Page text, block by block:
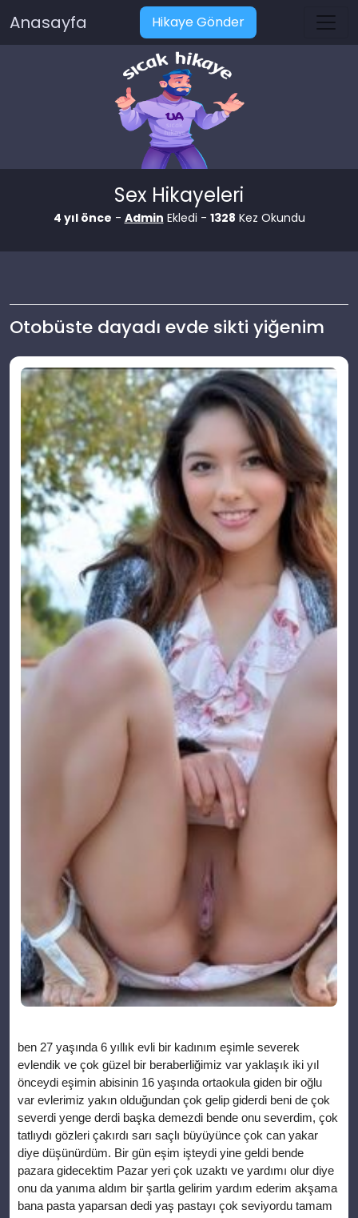
Anasayfa Hikaye Gönder
Sex Hikayeleri
4 yıl önce - Admin Ekledi - 1328 Kez Okundu
Otobüste dayadı evde sikti yiğenim
ben 27 yaşında 6 yıllık evli bir kadınım eşimle severek evlendik ve çok güzel bir beraberliğimiz var yaklaşık iki yıl önceydi eşimin abisinin 16 yaşında ortaokula giden bir oğlu var evlerimiz yakın olduğundan çok gelip giderdi beni de çok severdi yenge derdi başka demezdi bende onu severdim, çok tatlıydı gözleri çakırdı sarı saçlı büyüyünce çok can yakar diye düşünürdüm. Bir gün eşim işteydi yine geldi bende pazara gidecektim Pazar yeri çok uzaktı ve yardımı olur diye onu da yanıma aldım bir şartla gelirim yardım ederim akşama bana pasta yaparsan dedi yaş pastayı çok seviyordu tamam bundan kolay ne var dedim çıktık halk otobüsüne bindik kalabalıktı ama oturacak yer bulmuştuk nede olsa oranın pazarı idi.( ) Akşam olmuştu ve hala pazarımız bitmemişti 4 çanta ile durağa geldik Ozan da kızıyor bana benim pasta yetişmez artık diye bende yarın yaparım olmaz mı diye ona moral vermeye çalışıyordum hayır bu akşam yemek istiyorum yemeden gitmem diyordu çaresizdim kabullendim ama önce eve varmalıydık biraz bekledik halk otobüsü geldi durdu ama adım atacak yerde yoktu ayakta falan gideriz diyerek çaresizce bindik yaklaşık…( ) yarım saat yolumuz vardı artık binmiş rahatlamıştık ben arkamda duran ozana hadi bakalım şansın varmış zamanımız olacak pasta yapmaya diye seslendim oh be dedi gülümsedi sen bir tanesin dedi bana o anda içim tuhaf olmuştu çünkü eşim sürekli bana bitanem derdi bunu başkasından duymak çocukta olsa içimi ısıtmıştı artık her durakta duruyor son turu olduğundan herkesi topluyordu artık nefes alacak halimiz kalmamıştı mesafe daraldıkça bende daralıyordum artık önümdeki kişi ve arkamdaki ozanla aramda temas başlamıştı son durakta tam 4 kişi daha binince artık yapışmıştık birbirimize önümde kadına özür dileyerek yapabileceğimim bir şey olmadığını anlatmaya çalışıyordum kadında hepimiz aynı durumdayız kızım önemli değil diyordu biz bunları konuşurken arkamdaki Ozan’da çıt yoktu fakat ben bir şeylerin farkına varmaya başlamıştım kalçalarım ozanın tam kasıklarına temas ettiği için onun kini hissede biliyordum bu normaldi erkekti ve organı vardı benim eteğim bol ve ince basmadandı altımda sadece külot vardı. o yüzden organını kadınlığıma kadar hissediyordum nasılsa bana ilişemez diyerek o anın tadını çıkarmak için kendimi sıkıyor arkamdaki erkeğin kocamdan başka iri yarı kaslı ve kuvvetli biri olduğunu düşünerek kalçalarımı sıkıp bırakıyordum resmen kendimi tatmin etmeye çalışıyordum ama ben bunları yaparken arkamda zaten yapışık olan ozanı unuttum ve bunları yaparken onunda etkileneceği aklıma gelmedi çünkü ben bunları yaparken organını daha da çok irileştiğini hissettim.() o an için arkamı dönüp bakamadığımdan sanki arkamdakinin sopa gibi olduğunu tahmin ediyordum ben biraz ara verdim hareketlerime ama ozanın boş durmaya niyeti yoktu resmen sikini kendini sıkarak oynatıyordu her sıkışında siki daha da dikleşiyor ve benim kalçalarıma eteğimin üstünden baskı yapıyordu bu çocuk ne yapıyor böyle dedim kendi kendime. havada karanlıktı istediğini yapabilirdi bana bana iyice sokulduğundan nefesini ensemde hissediyor ve beni gıdıklıyordu artık ıslanmıştım ama bunu ona belli etmiyordum müthiş bir zevk girdabına girmiştim artık dönüşü olmayan bir yoldaymışım gibi kafam karışıktı ben ne yapıyordum böyle küçücük çocuğa bir yandan da siki kocaman neresi çocuk diyordum kalçalarımı yinede bir hareketle kasıklarından kurtarıp bu olumsuzluğa son vermek istedim ama ne çare ben oynattıkça oda benim zevk aldığımdan yapıyor zannederek daha da bastırarak arasına kadar girmesini sağladı amım resmen sikinin üstüne çıkmıştı zonklamasını hissede biliyordum her zonklayışta kafası etek ve külotumdan amımın üstüne basınç uyguluyordu resmen çocuk beni delirtiyordu sol bacağımın ucuyla basabiliyordum yere havadaydı çünkü ve yorulmuştum ozan hınzır hiç beklemediğim kadar hızlı çıkmıştı. Artık her şey açıktı ve o çocuk benim sıcaklığımı hissetmeye başlamıştı amımın sularına hakim olamıyordum bunu hisseden ozan belli etmeden çok sinsice boşalmıştı rahatlamıştı. Bunu amıma basınç yapan sikinin kafasının bir anda bir sıcaklık kaplamasıyla anlamıştım oda bunu doğrularcasına yavaş hareketlerle kendini çekerek benim sol bacağımın yere basmasını sağlamıştı bende bozulmuştum kendini çekip sadece kendini düşünüyor diye kendini iyice çekerek kasıklarımın arkasına hava girince ne kadar bana basınç uyguladığını anladım kalçalarım hava alınca ne kadar terledikleri belli oluyordu yinede yanıyorlardı artık eve de gelmek üzere idik. Bir fırsatını bularak elimi arkama attım ve eteğimi kontrol ettim hafif ıslaktı belli ki Ozanın menisinin bulaşığı idi parmaklarıma bulaşmıştı elimi çektim ve demire tutunuyordum içimden bir ses parmaklarımı koklamamı onları yalamamı emrediyordu sanki bende kimseye çaktırmadan parmaklarımı yaladım mayhoş bir tadı vardı ve geldik eve acil şekilde indik çanta ile önünü kapatıyordu yüzünde utanç ve suçluluk duygusu vardı kızarıyordu ben belli etmeden evin kapısına geldik bana çantaları verdi ben gideyim dedi belli ki kaçmak istiyor benim kızacağımı tahmin ediyordu Nereye hani pasta yiyecektin dedim boş ver dedi ben gitmeliyim dedi çantayı aldım önünü gördüm iyice belli olan ıslaklığı gördüm önün neden ıslak dedim hiç( ) diyerek gözlerime baktı ben bir şey yapmadım dedi içeri gir kızdırma beni dedim yerin dibine girmişti korktu girdi ne bu halin bakalım diyerek sert şekilde çıkıştım yenge valla istemeyerek yaptım ne olur babama söyleme ben ben ben demeye başladı bende gel bakalım içeri dedim ve rahatlatmaya çalıştım oturttum karşıma ve o hala önünü gizlemeye çalışıyordu artık konuşalım bak senin bu akşam yaptıkların çok utanç verici bir durum insan amcasının karısına hiç böyle şeyler düşünür mü dedim beni can kulağı ile dinliyordu ben devam ederek sen çok küçüksün bunun gibi deneyimler seni çok genç yaşında sapıklıklara iter ve bunu her zaman otobüslerde yapmak isteği doğar, buda başına bir sürü bele açar dedim. Hem senin etin ne budun ne dedim küçük boyunla neler yapıyorsun öyle otobüste itelemekten neredeyse herkese rezil olacaktık dedim elimde değildi çok üzgünüm dedi bende üzülme artık olan olmuş bir kere bir daha yapmamak şartıyla seni affediyorum dedim ama asla bir daha böyle bir şey yapma ne bana ne de başkasına herkes benim gibi doğal karşılamaz dedim. Sen doğal mı karşıladın yenge dedi evet deneyimsiz olduğundan dedim belki kadında bundan zevk alabilir ama yinede çok yanlış bir hareket çünkü hemsen küçüksün hem de benim kocamın yeğenisin dedim. Yani sen zevk aldın mı diyerek bana şaşkınlıkla sordu doğrusu bu soruyu ondan beklemiyordum şaşırtmıştı eğer başka soru sormazsa doğruyu söyleyeceğim dedim söz diyerek yutkundu ve can kulağıyla dinlemeye başladı tabi ki zevk aldığımı nede olsa bende normal bir insandım gencim ve güzelim erkeğin sikinin amımın üstünde temas halinde olması istemeyerekte olsa her kadını etkileyeceği gibi beni de etkilediğini anlattım ve sonrada haylaz çocuk o kalın şeyi hisseden kadın etkilenmez mi diyerek hem yanaklarını sıktım hem de gülümsemiştim. Arkadaşlarımda öyle diyerek devam etti ne dediler dedim şeyimin kalın olduğunu dedi gerçekten mi dedim evet dedi o zaman hadi bakalım banyoya yıkanmaya mademki boşaldın yıkanmalısın diyerek elinden tutarak kaldırdım. Maksadım onun kalın şeyini görmekti banyoya gittik ve ikimizde girdik( ) soyun bakaım dedim çok şaşırmıştı, senden utanırım dedi otobüste utanmıyordun haylaz dedim ve ben çıkarmaya başladım çocuğun giysilerini hadi ben senin büyüğünüm artık böyle şeyleri düşünme ve bir daha tekrarlama diyerek çocuğu rahatlatıyordum yıkanmanı bitirelim daha pasta yapacağız dedim pantolonunu çıkardım külotu birden pislenmişti ne bu böyle dedim musluğu fazla açtın her halde diyerek gülüyordum o hala şokla karışık hareketsiz beni izliyordu artık sadece ıslak külotu vardı onun kini görebilmek için arada onu da kenarlarında tuttum tam indirecektim ne olur çıkarma yenge dedi neden dedim kızma ama ben yine tuhaf oluyorum dedi ben hemen sikine göz attım hakikaten kalkıyordu ne yani bu kadar uyarmama rağmen yine bana sulanıyormusun lan dedim hayır ama istemeyerek etkileniyorum dedi. O zaman sen çıkar dedim hayır ne olur zorlama dedi bende hayır bu bu akşam bana yaptıklarının cezası dedim hem büyük diyorsun çıkarda görelim beni ne itelemiş bilelim değilmi dedim çaresizdi hala duruyordu ben hemen külotunun kenarlarından tutarak bir indirdim indirirken bende eğildim ve dolayısı ile çocuğun ereksiyon halindeki siki külottan kurtulmanın hırsıyla göbeğine doğru çarptı ve çarpma esnasında yüzüme de değmişti hemen geri çekildim, o da önünü kapatmıştı ama gizleyemiyordu bırak onu ozan kızıyorum dedim, neden böyle yapıyorsun yenge diyordu ellerinden tutarak çektim serbest kalan siki haşmetli şekilde bana bakıyordu, o anda amımdan suların süzülerek sızdığını hissetmiştim, demek bununla beni düzmeye kalktın dedim yaklaşık 14 cm ve damarlı idi 16 yaşında bir çocuk için oldukça iriydi kafasında boşalan menisinin parlaklığı vardı, tamam sırtını dön dedim sırtını sabunladım ama aklım öndeki sallanan sikinde idi eğer’ki çocuk olmasa hemen düzüşecektim onunla ama kendimi frenlemeliydim. Arkaya dönerken bana yenge sende soyunsana dedi, şok olmuştum neee sen neler söylüyorsun dedim. Kızma ama ben hiç çıplak kadın görmedim dedim kesinlikle olmaz dedim ama benden cesaret almıştı bastırıyordu. Ne olur diyordu bunu benim için yap kırma diyordu artık yalvarmalara kadar varmıştı hayır diyordum o yalvarıyordu ben çıkmak için kapıya yöneldim ayaklarıma kapandı ne olur yalvarıyorum sana sadece görmek istiyorum ne olur yenge bu kadar yaşadıklarımızdan sonra kırma yemin ederim kimseye söylemeyeceğim dedi o zaman mademki çok istiyorsun şartlarım var dedim hemen doğruldu tamam tamam diyordu bu gün bunlar sadece ve sadece ikimizin arasında kalacak dedim , tamam dedi ikincisi sana sadece göstereceğim ama şunu bilmelisinki daha fazlasını kesinlikle istememelisin çünkü kocamın yeğenisin ve çok küçüksün dedim tamam dedi diğer günlerde bu konularla ilgili hiç bir şey duymak ve konuşmak istemiyorum eğer ki bir